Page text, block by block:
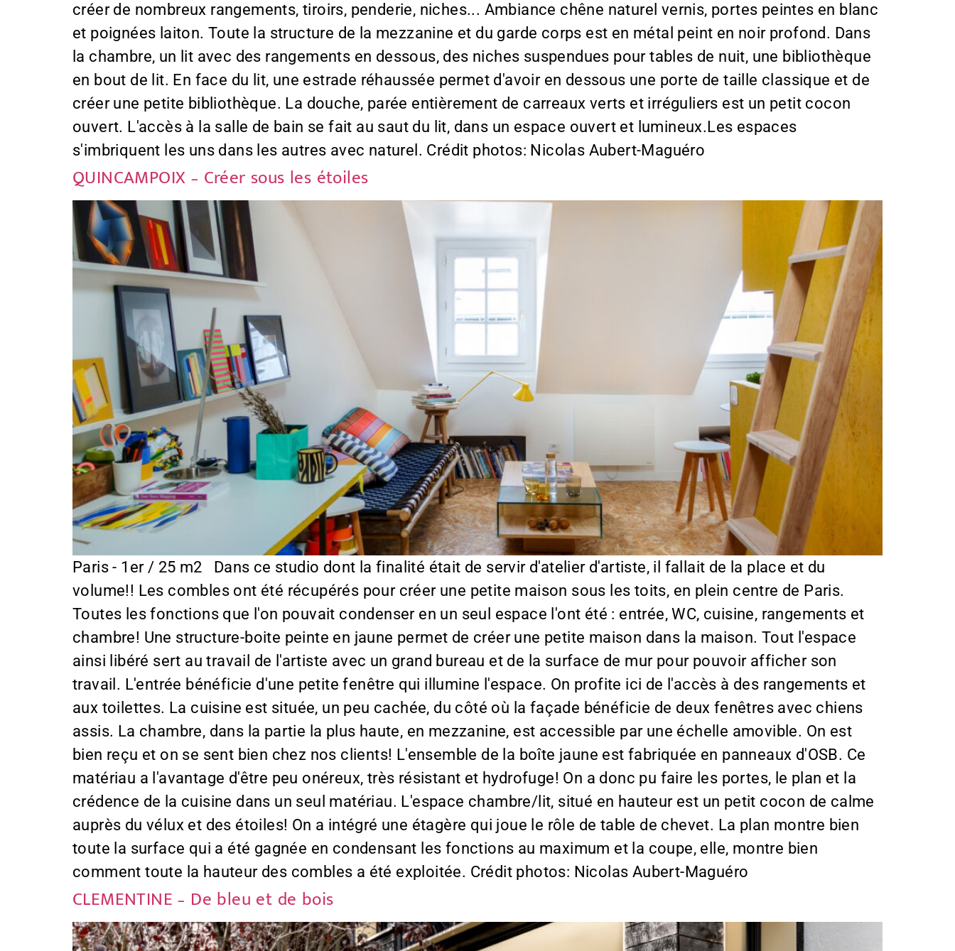
créer de nombreux rangements, tiroirs, penderie, niches... Ambiance chêne naturel vernis, portes peintes en blanc
et poignées laiton. Toute la structure de la mezzanine et du garde corps est en métal peint en noir profond. Dans
la chambre, un lit avec des rangements en dessous, des niches suspendues pour tables de nuit, une bibliothèque
en bout de lit. En face du lit, une estrade réhaussée permet d'avoir en dessous une porte de taille classique et de
créer une petite bibliothèque. La douche, parée entièrement de carreaux verts et irréguliers est un petit cocon
ouvert. L'accès à la salle de bain se fait au saut du lit, dans un espace ouvert et lumineux.Les espaces
s'imbriquent les uns dans les autres avec naturel. Crédit photos: Nicolas Aubert-Maguéro
QUINCAMPOIX – Créer sous les étoiles
Paris - 1er / 25 m2 Dans ce studio dont la finalité était de servir d'atelier d'artiste, il fallait de la place et du
volume!! Les combles ont été récupérés pour créer une petite maison sous les toits, en plein centre de Paris.
Toutes les fonctions que l'on pouvait condenser en un seul espace l'ont été : entrée, WC, cuisine, rangements et
chambre! Une structure-boite peinte en jaune permet de créer une petite maison dans la maison. Tout l'espace
ainsi libéré sert au travail de l'artiste avec un grand bureau et de la surface de mur pour pouvoir afficher son
travail. L'entrée bénéficie d'une petite fenêtre qui illumine l'espace. On profite ici de l'accès à des rangements et
aux toilettes. La cuisine est située, un peu cachée, du côté où la façade bénéficie de deux fenêtres avec chiens
assis. La chambre, dans la partie la plus haute, en mezzanine, est accessible par une échelle amovible. On est
bien reçu et on se sent bien chez nos clients! L'ensemble de la boîte jaune est fabriquée en panneaux d'OSB. Ce
matériau a l'avantage d'être peu onéreux, très résistant et hydrofuge! On a donc pu faire les portes, le plan et la
crédence de la cuisine dans un seul matériau. L'espace chambre/lit, situé en hauteur est un petit cocon de calme
auprès du vélux et des étoiles! On a intégré une étagère qui joue le rôle de table de chevet. La plan montre bien
toute la surface qui a été gagnée en condensant les fonctions au maximum et la coupe, elle, montre bien
comment toute la hauteur des combles a été exploitée. Crédit photos: Nicolas Aubert-Maguéro
CLEMENTINE – De bleu et de bois